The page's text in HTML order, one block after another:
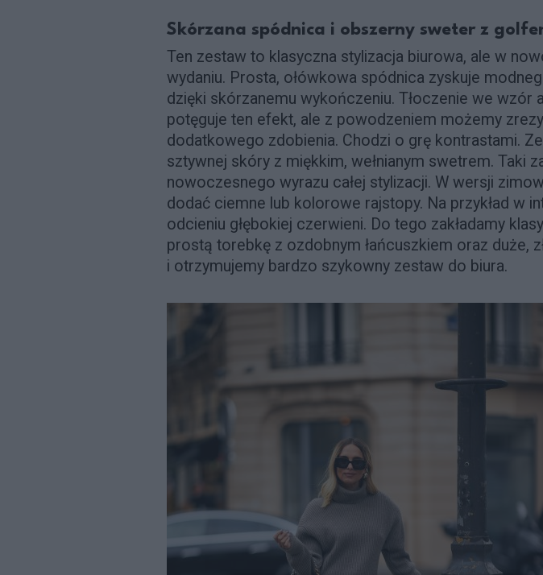
Skórzana spódnica i obszerny sweter z
Ten zestaw to klasyczna stylizacja biurowa, ale w
wydaniu. Prosta, ołówkowa spódnica zyskuje
dzięki skórzanemu wykończeniu. Tłoczenie we wzór
potęguje ten efekt, ale z powodzeniem możemy
dodatkowego zdobienia. Chodzi o grę kontrastami.
sztywnej skóry z miękkim, wełnianym swetrem. Taki
nowoczesnego wyrazu całej stylizacji. W wersji
dodać ciemne lub kolorowe rajstopy. Na przykład w
odcieniu głębokiej czerwieni. Do tego zakładamy
prostą torebkę z ozdobnym łańcuszkiem oraz duże,
i otrzymujemy bardzo szykowny zestaw do biura.